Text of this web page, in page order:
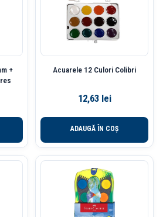
+
Acuarele 12 Culori Colibri
12,63 lei
ADAUGĂ ÎN COȘ